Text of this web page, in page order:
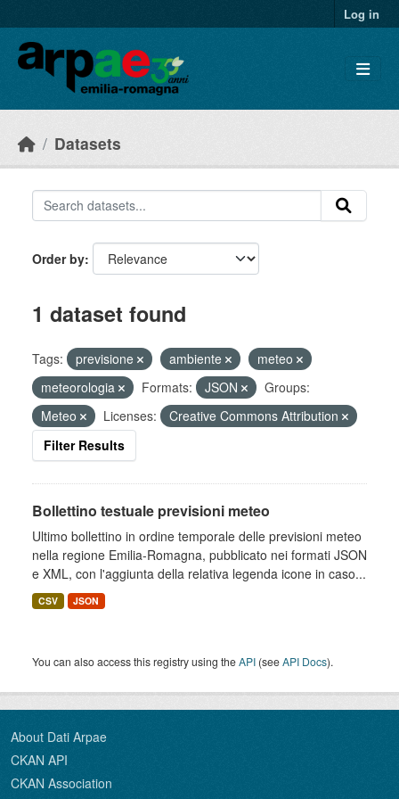
Log in
Datasets
Order by
1 dataset found
Tags: previsione ambiente
meteo
meteorologia
Formats: JSON
Groups:
Meteo
Licenses:
Creative Commons Attribution
Filter Results
Bollettino testuale previsioni meteo
Ultimo bollettino in ordine temporale delle previsioni meteo
nella regione Emilia-Romagna, pubblicato nei formati JSON
e XML, con l'aggiunta della relativa legenda icone in caso...
CSV JSON
You can also access this registry using theAPI (seeAPI Docs).
About Dati Arpae
CKAN API
CKAN Association